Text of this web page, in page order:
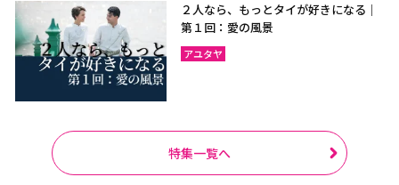
２人なら、もっとタイが好きになる｜
第１回：愛の風景
アユタヤ
特集一覧へ